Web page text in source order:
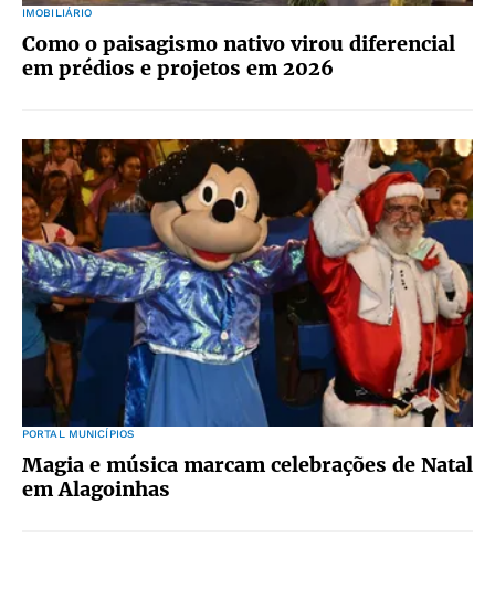
IMOBILIÁRIO
Como o paisagismo nativo virou diferencial
em prédios e projetos em 2026
PORTAL MUNICÍPIOS
Magia e música marcam celebrações de Natal
em Alagoinhas